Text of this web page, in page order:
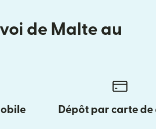
de Malte au
Dépôt par carte